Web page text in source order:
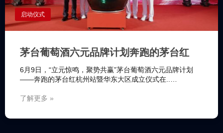
启动仪式
茅台葡萄酒六元品牌计划奔跑的茅台红
6月9日，“立元惊鸣，聚势共赢”茅台葡萄酒六元品牌计划
——奔跑的茅台红杭州站暨华东大区成立仪式在..…
了解更多 »